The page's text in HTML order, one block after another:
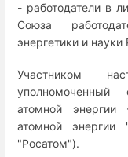
- работодатели в
Союза
энергетики и
Участником
уполномоченный
атомной энергии
атомной энергии
"Росатом").